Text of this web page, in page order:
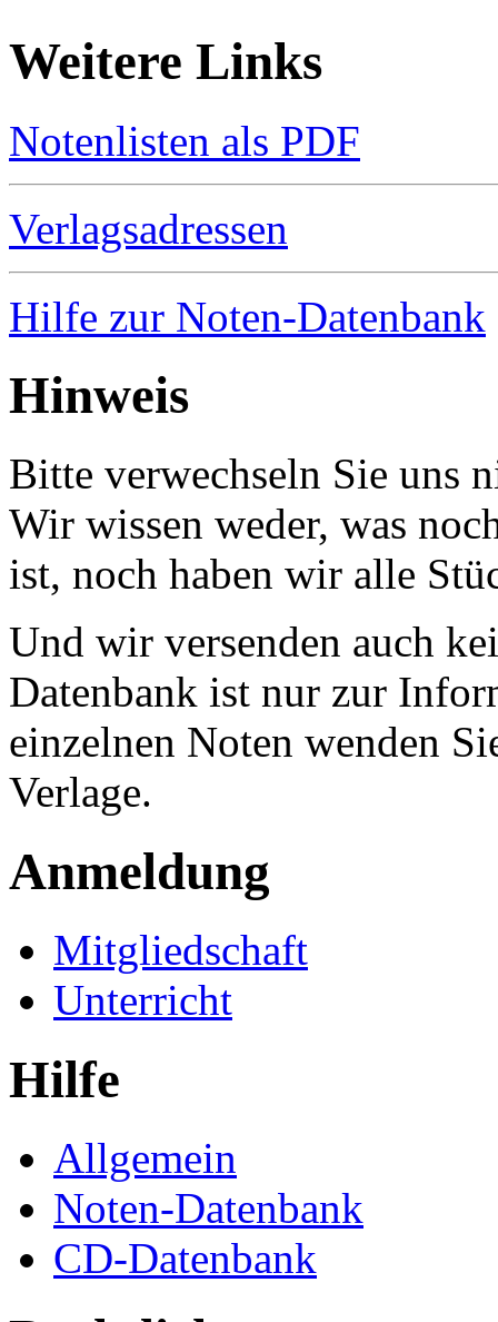
Weitere Links
Notenlisten als PDF
Verlagsadressen
Hilfe zur Noten-Datenbank
Hinweis
Bitte verwechseln Sie uns
Wir wissen weder, was
ist, noch haben wir alle
Und wir versenden auch
Datenbank ist nur zur
einzelnen Noten wenden
Verlage.
Anmeldung
Mitgliedschaft
Unterricht
Hilfe
Allgemein
Noten-Datenbank
CD-Datenbank